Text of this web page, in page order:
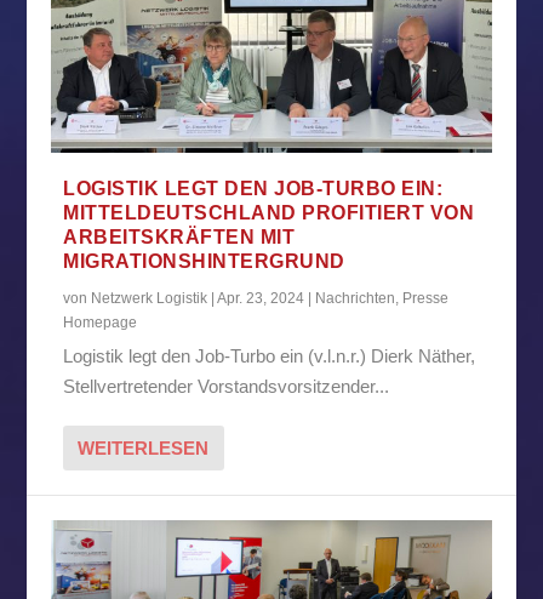
LOGISTIK LEGT DEN JOB-TURBO EIN:
MITTELDEUTSCHLAND PROFITIERT VON
ARBEITSKRÄFTEN MIT
MIGRATIONSHINTERGRUND
von Netzwerk Logistik |Apr. 23, 2024 Nachrichten, Presse
Homepage
Logistik legt den Job-Turbo ein (v.l.n.r.) Dierk Näther,
Stellvertretender Vorstandsvorsitzender...
WEITERLESEN